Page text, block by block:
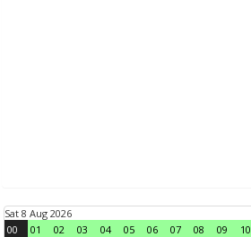
Sat 8 Aug 2026
00
01 02 03 04 05 06 07 08 09 10